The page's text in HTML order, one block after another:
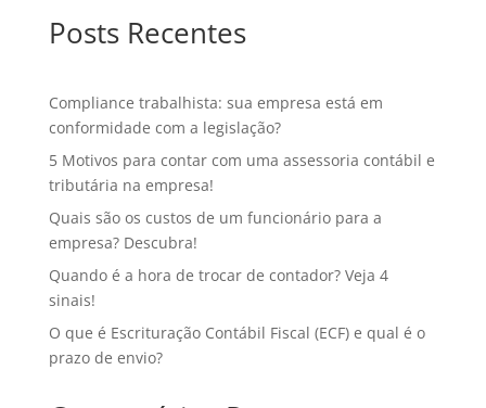
Posts Recentes
Compliance trabalhista: sua empresa está em
conformidade com a legislação?
5 Motivos para contar com uma assessoria contábil e
tributária na empresa!
Quais são os custos de um funcionário para a
empresa? Descubra!
Quando é a hora de trocar de contador? Veja 4
sinais!
O que é Escrituração Contábil Fiscal (ECF) e qual é o
prazo de envio?